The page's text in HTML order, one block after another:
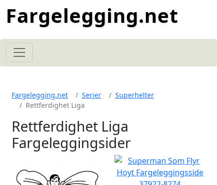
Fargelegging.net
Fargelegging.net Serier
Superhelter
Rettferdighet Liga
Rettferdighet Liga
Fargeleggingsider